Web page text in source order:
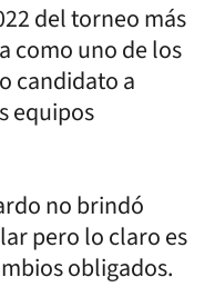
del torneo más
como uno de los
candidato a
equipos
no brindó
pero lo claro es
obligados.